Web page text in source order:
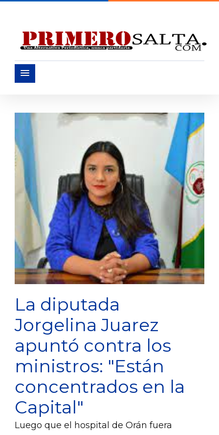
La diputada
Jorgelina Juarez
apuntó contra los
ministros: "Están
concentrados en la
Capital"
Luego que el hospital de Orán fuera